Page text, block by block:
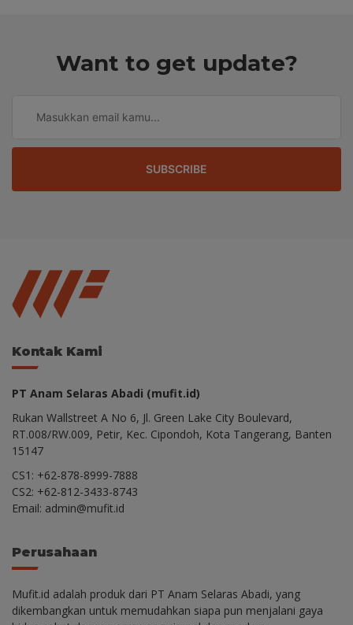
Want to get update?
SUBSCRIBE
Kontak Kami
PT Anam Selaras Abadi (mufit.id)
Rukan Wallstreet A No 6, Jl. Green Lake City Boulevard,
RT.008/RW.009, Petir, Kec. Cipondoh, Kota Tangerang, Banten
15147
CS1: +62-878-8999-7888
CS2: +62-812-3433-8743
Email: admin@mufit.id
Perusahaan
Mufit.id adalah produk dari PT Anam Selaras Abadi, yang
dikembangkan untuk memudahkan siapa pun menjalani gaya